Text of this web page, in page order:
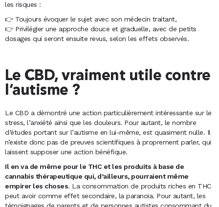
les risques :
👉 Toujours évoquer le sujet avec son médecin traitant,
👉 Privilégier une approche douce et graduelle, avec de petits
dosages qui seront ensuite revus, selon les effets observés.
Le CBD, vraiment utile contre
l’autisme ?
Le CBD a démontré une action particulièrement intéressante sur le
stress, l’anxiété ainsi que les douleurs. Pour autant, le nombre
d’études portant sur l’autisme en lui-même, est quasiment nulle. Il
n’existe donc pas de preuves scientifiques à proprement parler, qui
laissent supposer une action bénéfique.
Il en va de même pour le THC et les produits à base de
cannabis thérapeutique qui, d’ailleurs, pourraient même
empirer les choses. La consommation de produits riches en THC
peut avoir comme effet secondaire, la paranoïa. Pour autant, les